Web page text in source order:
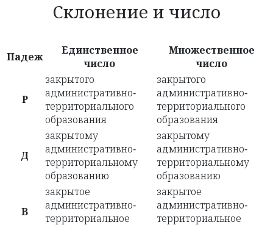
Склонение и число
Падеж
Единственное
число
Множественное
число
Р
закрытого
административно-
территориального
образования
закрытого
административно-
территориального
образования
Д
закрытому
административно-
территориальному
образованию
закрытому
административно-
территориальному
образованию
В
закрытое
административно-
территориальное
закрытое
административно-
территориальное